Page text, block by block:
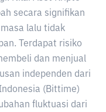
secara signifikan
lalu tidak
Terdapat risiko
dan menjual
independen dari
(Bittime)
fluktuasi dari